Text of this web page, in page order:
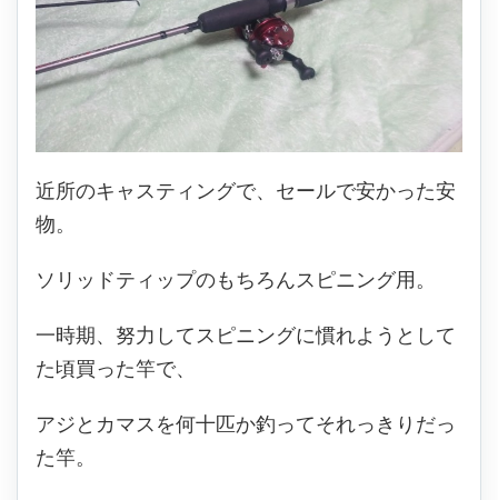
近所のキャスティングで、セールで安かった安
物。
ソリッドティップのもちろんスピニング用。
一時期、努力してスピニングに慣れようとして
た頃買った竿で、
アジとカマスを何十匹か釣ってそれっきりだっ
た竿。